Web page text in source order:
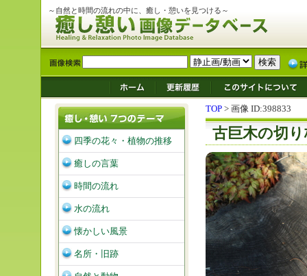
～自然と時間の流れの中に、癒し・憩いを見つける～
TOP > 画像 ID:398833
古巨木の切
四季の花々・植物の推移
癒しの言葉
時間の流れ
水の流れ
懐かしい風景
名所・旧跡